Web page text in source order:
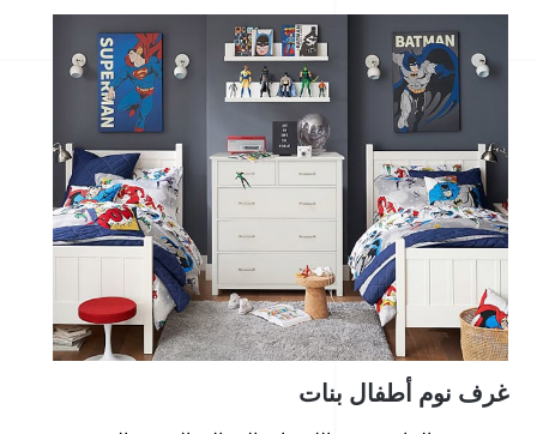
غرف نوم أطفال بنات